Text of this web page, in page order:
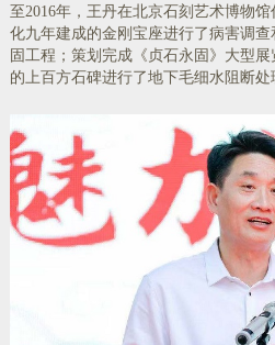
至2016年，王丹在北京石刻艺术博物
化九年建成的金刚宝座进行了病害调
固工程；策划完成《贞石永固》大型
的上百方石碑进行了地下毛细水阻断处